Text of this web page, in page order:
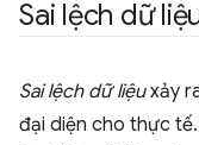
Sai lệch dữ
Sai lệch dữ liệuxảy
đại diện cho thực